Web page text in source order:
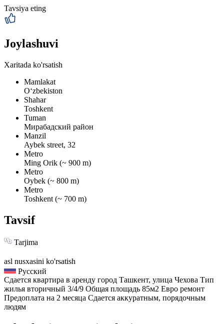
Tavsiya eting
Joylashuvi
Xaritada ko'rsatish
Mamlakat
Oʻzbekiston
Shahar
Toshkent
Tuman
Мирабадский район
Manzil
Aybek street, 32
Metro
Ming Orik (~ 900 m)
Metro
Oybek (~ 800 m)
Metro
Toshkent (~ 700 m)
Tavsif
Tarjima
asl nusxasini ko'rsatish
Русский
Сдается квартира в аренду город Ташкент, улица Чехова Тип
жилья вторичный 3/4/9 Общая площадь 85м2 Евро ремонт
Предоплата на 2 месяца Сдается аккуратным, порядочным
людям